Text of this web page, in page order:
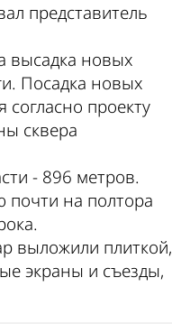
представитель
высадка новых
Посадка новых
согласно проекту
сквера
- 896 метров.
почти на полтора
выложили плиткой,
экраны и съезды,